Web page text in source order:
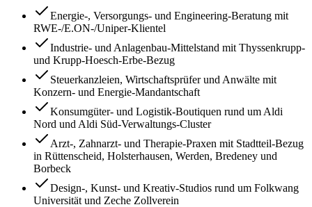
Energie-, Versorgungs- und Engineering-Beratung mit
RWE-/E.ON-/Uniper-Klientel
Industrie- und Anlagenbau-Mittelstand mit Thyssenkrupp-
und Krupp-Hoesch-Erbe-Bezug
Steuerkanzleien, Wirtschaftsprüfer und Anwälte mit
Konzern- und Energie-Mandantschaft
Konsumgüter- und Logistik-Boutiquen rund um Aldi
Nord und Aldi Süd-Verwaltungs-Cluster
Arzt-, Zahnarzt- und Therapie-Praxen mit Stadtteil-Bezug
in Rüttenscheid, Holsterhausen, Werden, Bredeney und
Borbeck
Design-, Kunst- und Kreativ-Studios rund um Folkwang
Universität und Zeche Zollverein